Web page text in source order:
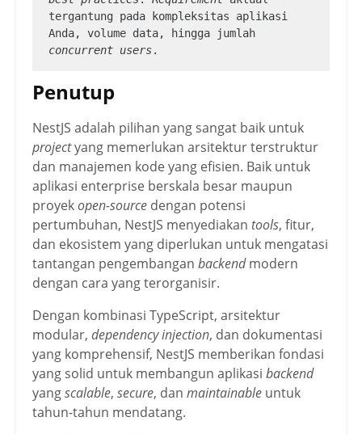
tergantung pada kompleksitas aplikasi
concurrent users.
Penutup
NestJS adalah pilihan yang sangat baik untuk
projectyang memerlukan arsitektur terstruktur
dan manajemen kode yang efisien. Baik untuk
aplikasi enterprise berskala besar maupun
proyekopen-source dengan potensi
pertumbuhan, NestJS menyediakan tools, fitur,
dan ekosistem yang diperlukan untuk mengatasi
tantangan pengembangan backendmodern
dengan cara yang terorganisir.
Dengan kombinasi TypeScript, arsitektur
modular, dependency injection, dan dokumentasi
yang komprehensif, NestJS memberikan fondasi
yang solid untuk membangun aplikasi backend
yangscalable, secure, dan maintainable untuk
tahun-tahun mendatang.